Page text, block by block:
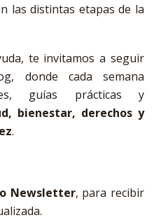
las distintas etapas de la
te invitamos a seguir
donde cada semana
guías prácticas y
bienestar, derechos y
.
Newsletter, para recibir